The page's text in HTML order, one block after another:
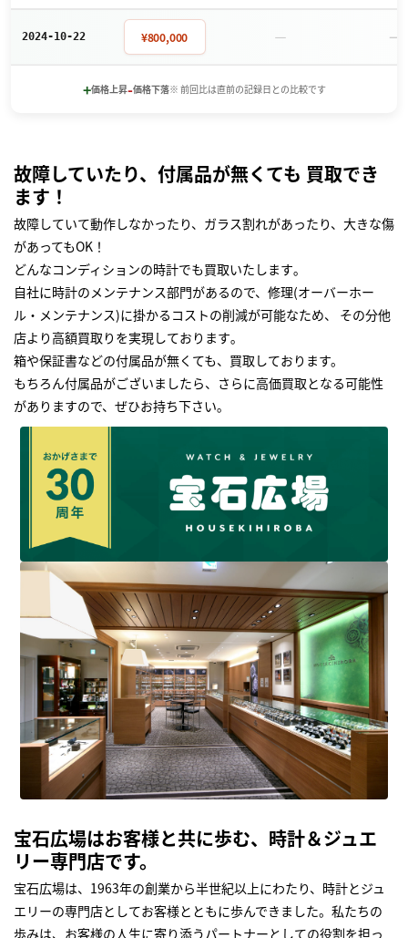
2024-10-22 ¥800,000 － －
+価格上昇-価格下落※ 前回比は直前の記録日との比較です
故障していたり、付属品が無くても 買取でき
ます！
故障していて動作しなかったり、ガラス割れがあったり、大きな傷
があってもOK！
どんなコンディションの時計でも買取いたします｡
自社に時計のメンテナンス部門があるので、修理(オーバーホー
ル・メンテナンス)に掛かるコストの削減が可能なため、 その分他
店より高額買取りを実現しております｡
箱や保証書などの付属品が無くても、買取しております。
もちろん付属品がございましたら、さらに高価買取となる可能性
がありますので、ぜひお持ち下さい｡
宝石広場はお客様と共に歩む、時計＆ジュエ
リー専門店です。
宝石広場は、1963年の創業から半世紀以上にわたり、時計とジュ
エリーの専門店としてお客様とともに歩んできました。私たちの
歩みは、お客様の人生に寄り添うパートナーとしての役割を担っ